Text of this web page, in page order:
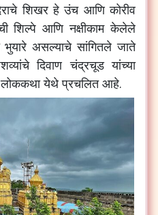
शिखर हे उंच आणि कोरीव
शिल्पे आणि नक्षीकाम केलेले
असल्याचे सांगितले जाते
दिवाण चंद्रचूड यांच्या
लोककथा येथे प्रचलित आहे.